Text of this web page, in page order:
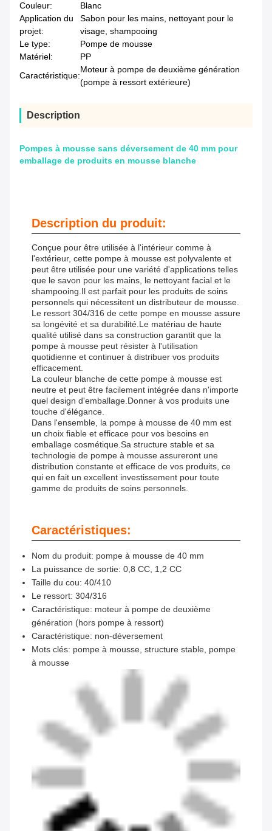
Couleur:
Blanc
Application du
projet:
Sabon pour les mains, nettoyant pour le
visage, shampooing
Le type:
Pompe de mousse
Matériel:
PP
Caractéristique:
Moteur à pompe de deuxième génération
(pompe à ressort extérieure)
Description
Pompes à mousse sans déversement de 40 mm pour
emballage de produits en mousse blanche
Description du produit:
Conçue pour être utilisée à l'intérieur comme à
l'extérieur, cette pompe à mousse est polyvalente et
peut être utilisée pour une variété d'applications telles
que le savon pour les mains, le nettoyant facial et le
shampooing.Il est parfait pour les produits de soins
personnels qui nécessitent un distributeur de mousse.
Le ressort 304/316 de cette pompe en mousse assure
sa longévité et sa durabilité.Le matériau de haute
qualité utilisé dans sa construction garantit que la
pompe à mousse peut résister à l'utilisation
quotidienne et continuer à distribuer vos produits
efficacement.
La couleur blanche de cette pompe à mousse est
neutre et peut être facilement intégrée dans n'importe
quel design d'emballage.Donner à vos produits une
touche d'élégance.
Dans l'ensemble, la pompe à mousse de 40 mm est
un choix fiable et efficace pour vos besoins en
emballage cosmétique.Sa structure stable et sa
technologie de pompe à mousse assureront une
distribution constante et efficace de vos produits, ce
qui en fait un excellent investissement pour toute
gamme de produits de soins personnels.
Caractéristiques:
Nom du produit: pompe à mousse de 40 mm
La puissance de sortie: 0,8 CC, 1,2 CC
Taille du cou: 40/410
Le ressort: 304/316
Caractéristique: moteur à pompe de deuxième
génération (hors pompe à ressort)
Caractéristique: non-déversement
Mots clés: pompe à mousse, structure stable, pompe
à mousse